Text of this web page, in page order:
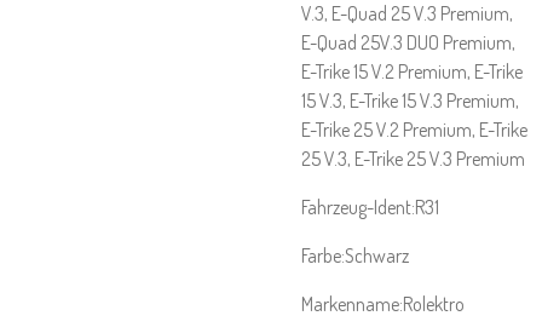
V.3, E-Quad 25 V.3 Premium,
E-Quad 25V.3 DUO Premium,
E-Trike 15 V.2 Premium, E-Trike
15 V.3, E-Trike 15 V.3 Premium,
E-Trike 25 V.2 Premium, E-Trike
25 V.3, E-Trike 25 V.3 Premium
Fahrzeug-Ident:R31
Farbe:Schwarz
Markenname:Rolektro